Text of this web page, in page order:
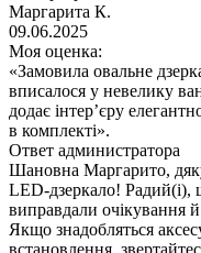
Маргарита К.
09.06.2025
Моя оценка:
«Замовила овальне
вписалося у невелику
додає інтер’єру
в комплекті».
Ответ администратора
Шановна Маргарито,
LED-дзеркало! Радий(і),
виправдали очікування
Якщо знадобляться
встановлення,